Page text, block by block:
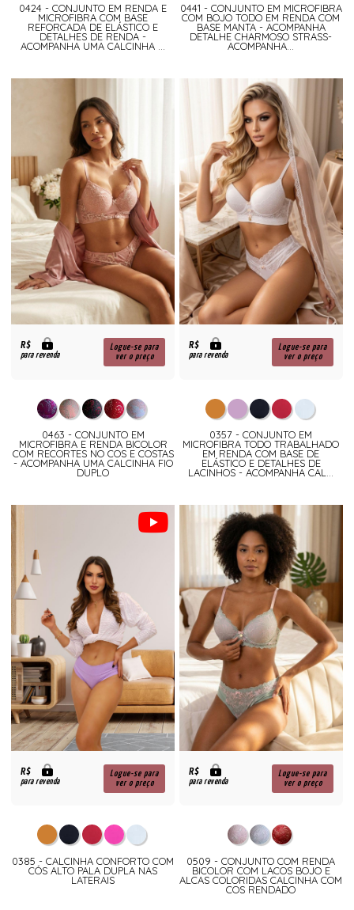
0424 - CONJUNTO EM RENDA E
MICROFIBRA COM BASE
REFORCADA DE ELÁSTICO E
DETALHES DE RENDA -
ACOMPANHA UMA CALCINHA ...
0441 - CONJUNTO EM MICROFIBRA
COM BOJO TODO EM RENDA COM
BASE MANTA - ACOMPANHA
DETALHE CHARMOSO STRASS-
ACOMPANHA...
R$
para revenda
Logue-se para
ver o preço
0463 - CONJUNTO EM
MICROFIBRA E RENDA BICOLOR
COM RECORTES NO COS E COSTAS
- ACOMPANHA UMA CALCINHA FIO
DUPLO
R$
para revenda
Logue-se para
ver o preço
0357 - CONJUNTO EM
MICROFIBRA TODO TRABALHADO
EM RENDA COM BASE DE
ELÁSTICO E DETALHES DE
LACINHOS - ACOMPANHA CAL...
R$
para revenda
Logue-se para
ver o preço
0385 - CALCINHA CONFORTO COM
CÓS ALTO PALA DUPLA NAS
LATERAIS
R$
para revenda
Logue-se para
ver o preço
0509 - CONJUNTO COM RENDA
BICOLOR COM LACOS BOJO E
ALCAS COLORIDAS CALCINHA COM
COS RENDADO